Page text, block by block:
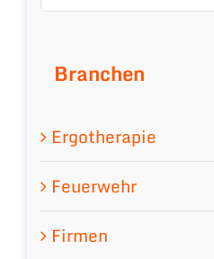
Branchen
Ergotherapie
Feuerwehr
Firmen